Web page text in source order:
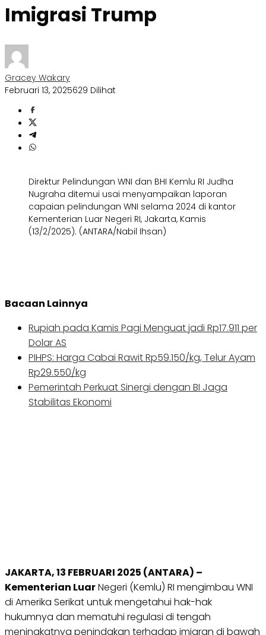
Imigrasi Trump
Gracey Wakary
Februari 13, 2025629 Dilihat
Direktur Pelindungan WNI dan BHI Kemlu RI Judha
Nugraha ditemui usai menyampaikan laporan
capaian pelindungan WNI selama 2024 di kantor
Kementerian Luar Negeri RI, Jakarta, Kamis
(13/2/2025). (ANTARA/Nabil Ihsan)
Bacaan Lainnya
Rupiah pada Kamis Pagi Menguat jadi Rp17.911 per
Dolar AS
PIHPS: Harga Cabai Rawit Rp59.150/kg, Telur Ayam
Rp29.550/kg
Pemerintah Perkuat Sinergi dengan BI Jaga
Stabilitas Ekonomi
JAKARTA, 13 FEBRUARI 2025 (ANTARA) –
Kementerian LuarNegeri (Kemlu) RI mengimbau WNI
di Amerika Serikat untuk mengetahui hak-hak
hukumnya dan mematuhi regulasi di tengah
meningkatnya penindakan terhadap imigran di bawah